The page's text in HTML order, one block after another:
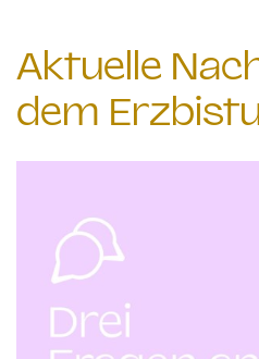
Aktuelle
dem